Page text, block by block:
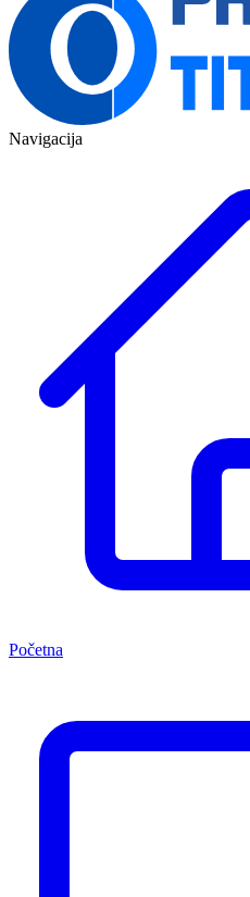
Navigacija
Početna